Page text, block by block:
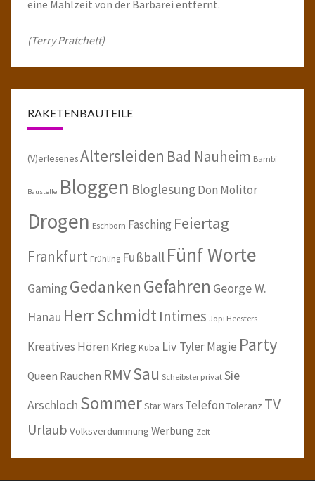
eine Mahlzeit von der Barbarei entfernt.
(Terry Pratchett)
RAKETENBAUTEILE
(V)erlesenesAltersleiden Bad Nauheim Bambi
Baustelle Bloggen BloglesungDon Molitor
Drogen Eschborn Fasching Feiertag
Frankfurt Frühling Fußball Fünf Worte
Gaming GedankenGefahren George W.
Hanau Herr SchmidtIntimes Jopi Heesters
Kreatives Hören Krieg Kuba Liv TylerMagie Party
Queen Rauchen RMVSau Scheibster privat Sie
Arschloch SommerStar Wars Telefon Toleranz TV
Urlaub Volksverdummung Werbung Zeit